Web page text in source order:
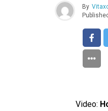
By
Published
Video: